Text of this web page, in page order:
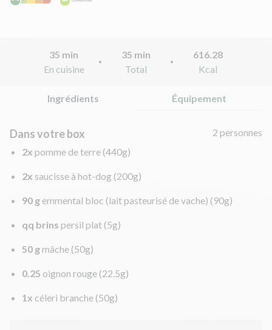
35 min
En cuisine
35 min
Total
616.28
Kcal
Ingrédients Équipement
Dans votre box
2 personnes
2x pomme de terre (440g)
2x saucisse à hot-dog (200g)
90 g emmental bloc (lait pasteurisé de vache) (90g)
qq brins persil plat (5g)
50 gmâche (50g)
0.25 oignon rouge (22.5g)
1x céleri branche (50g)